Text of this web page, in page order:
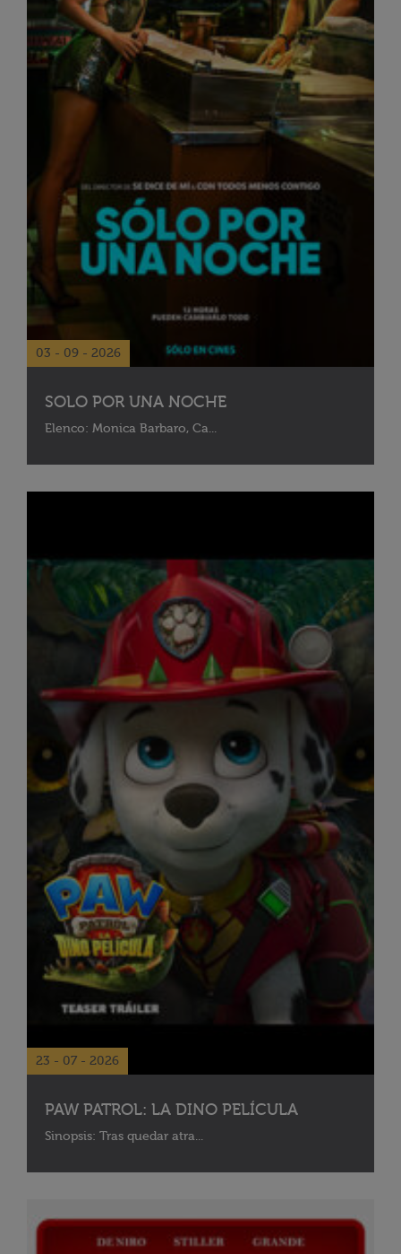
03 - 09 - 2026
SOLO POR UNA NOCHE
Elenco: Monica Barbaro, Ca...
23 - 07 - 2026
PAW PATROL: LA DINO PELÍCULA
Sinopsis: Tras quedar atra...